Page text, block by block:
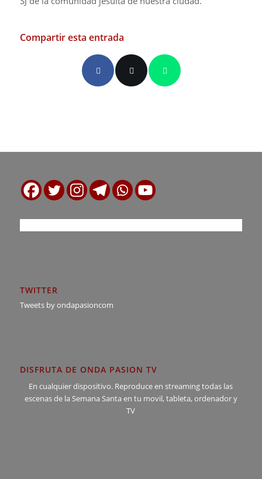
Compartir esta entrada
TWITTER
Tweets by ondapasioncom
DISFRUTA DE ONDA PASION TV
En cualquier dispositivo. Reproduce en streaming todas las
escenas de la Semana Santa en tu movil, tableta, ordenador y
TV